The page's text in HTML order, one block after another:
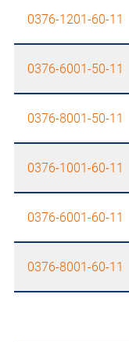
0376-1201-60-11
0376-6001-50-11
0376-8001-50-11
0376-1001-60-11
0376-6001-60-11
0376-8001-60-11